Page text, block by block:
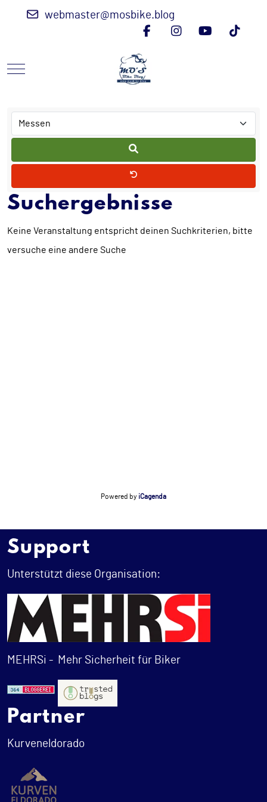
webmaster@mosbike.blog
Mobile Menu Toggle
Suchergebnisse
Keine Veranstaltung entspricht deinen Suchkriterien, bitte
versuche eine andere Suche
Powered by iCagenda
Support
Unterstützt diese Organisation:
MEHRSi - Mehr Sicherheit für Biker
Partner
Kurveneldorado